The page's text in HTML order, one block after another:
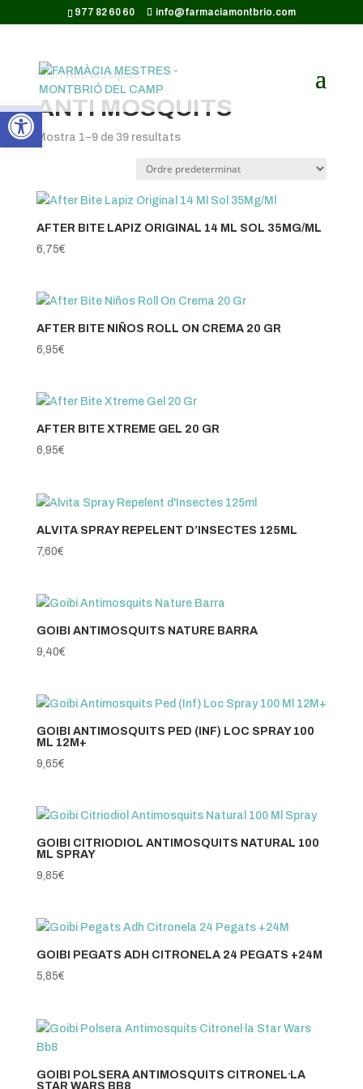
Obre la barra d'eines
CODI GOOGLE ANALYTICS:
977 82 60 60 info@farmaciamontbrio.com
Inici/ Anti Mosquits
ANTI MOSQUITS
Mostra 1–9 de 39 resultats
AFTER BITE LAPIZ ORIGINAL 14 ML SOL 35MG/ML
6,75€
AFTER BITE NIÑOS ROLL ON CREMA 20 GR
6,95€
AFTER BITE XTREME GEL 20 GR
6,95€
ALVITA SPRAY REPELENT D’INSECTES 125ML
7,60€
GOIBI ANTIMOSQUITS NATURE BARRA
9,40€
GOIBI ANTIMOSQUITS PED (INF) LOC SPRAY 100
ML 12M+
9,65€
GOIBI CITRIODIOL ANTIMOSQUITS NATURAL 100
ML SPRAY
9,85€
GOIBI PEGATS ADH CITRONELA 24 PEGATS +24M
5,85€
GOIBI POLSERA ANTIMOSQUITS CITRONEL·LA
STAR WARS BB8